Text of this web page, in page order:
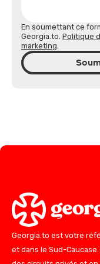
En soumettant ce
Georgia.to. Politique
marketing.
Georgia.to est votre
et dans le Sud-